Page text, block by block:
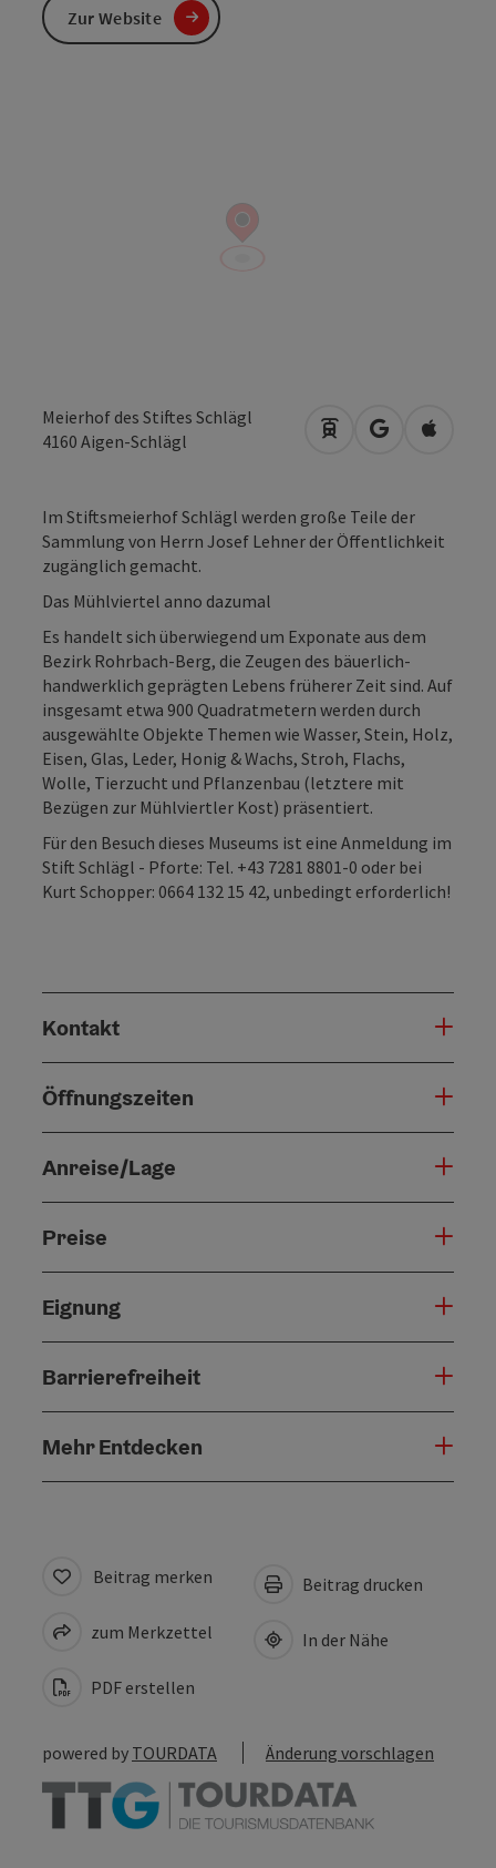
Meierhof des Stiftes Schlägl
4160 Aigen-Schlägl Anreise mit
in Google
in
Im Stiftsmeierhof Schlägl werden große Teile der
Sammlung von Herrn Josef Lehner der Öffentlichkeit
zugänglich gemacht.
Das Mühlviertel anno dazumal
Es handelt sich überwiegend um Exponate aus dem
Bezirk Rohrbach-Berg, die Zeugen des bäuerlich-
handwerklich geprägten Lebens früherer Zeit sind. Auf
insgesamt etwa 900 Quadratmetern werden durch
ausgewählte Objekte Themen wie Wasser, Stein, Holz,
Eisen, Glas, Leder, Honig & Wachs, Stroh, Flachs,
Wolle, Tierzucht und Pflanzenbau (letztere mit
Bezügen zur Mühlviertler Kost) präsentiert.
Für den Besuch dieses Museums ist eine Anmeldung im
Stift Schlägl - Pforte: Tel. +43 7281 8801-0 oder bei
Kurt Schopper: 0664 132 15 42, unbedingt erforderlich!
Kontakt
Öffnungszeiten
Anreise/Lage
Preise
Eignung
Barrierefreiheit
Mehr Entdecken
Zur Website
Beitrag merken
zum Merkzettel
PDF erstellen
Beitrag drucken
In der Nähe
powered by TOURDATA Änderung vorschlagen